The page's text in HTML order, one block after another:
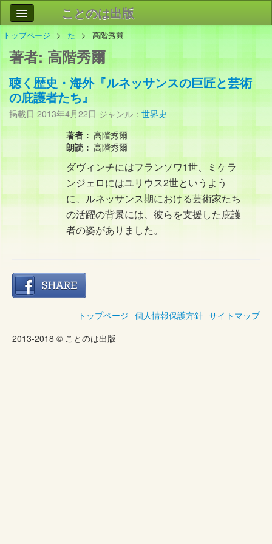
ことのは出版
作品
事業案内
会社情報
お問い合わせ
トップページ た 高階秀爾
著者:高階秀爾
聴く歴史・海外『ルネッサンスの巨匠と芸術
の庇護者たち』
掲載日 2013年4月22日 ジャンル： 世界史
著者： 高階秀爾
朗読： 高階秀爾
ダヴィンチにはフランソワ1世、ミケラ
ンジェロにはユリウス2世というよう
に、ルネッサンス期における芸術家たち
の活躍の背景には、彼らを支援した庇護
者の姿がありました。
トップページ 個人情報保護方針 サイトマップ
2013-2018 © ことのは出版